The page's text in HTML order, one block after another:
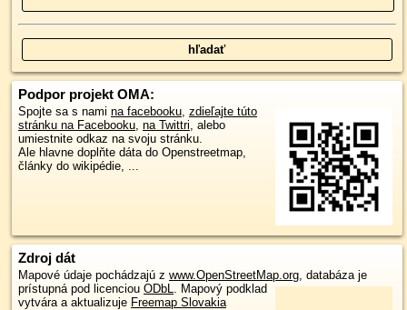
Podpor projekt OMA:
Spojte sa s nami na facebooku, zdieľajte túto
stránku na Facebooku, na Twittri, alebo
umiestnite odkaz na svoju stránku.
Ale hlavne doplňte dáta do Openstreetmap,
články do wikipédie, ...
Zdroj dát
Mapové údaje pochádzajú z www.OpenStreetMap.org, databáza je
prístupná pod licenciou ODbL. Mapový podklad
vytvára a aktualizuje Freemap Slovakia